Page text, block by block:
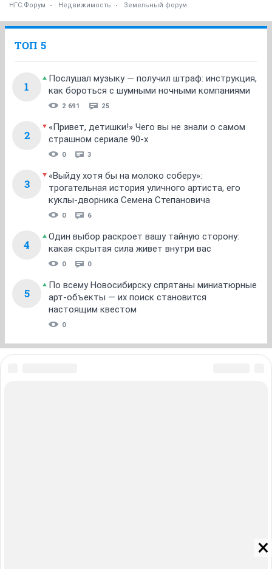
НГС.Форум Недвижимость Земельный форум
ТОП 5
1
Послушал музыку — получил штраф: инструкция,
как бороться с шумными ночными компаниями
2 691 25
2
«Привет, детишки!» Чего вы не знали о самом
страшном сериале 90-х
0 3
3
«Выйду хотя бы на молоко соберу»:
трогательная история уличного артиста, его
куклы-дворника Семена Степановича
0 6
4
Один выбор раскроет вашу тайную сторону:
какая скрытая сила живет внутри вас
0 0
5
По всему Новосибирску спрятаны миниатюрные
арт-объекты — их поиск становится
настоящим квестом
0